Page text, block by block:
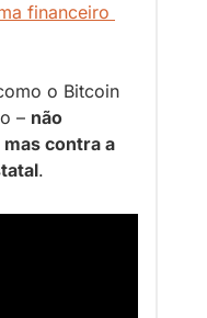
financeiro
o Bitcoin
– não
contra a
.